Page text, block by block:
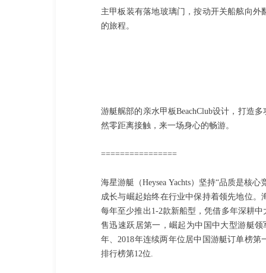
主甲板装有落地玻璃门，按动开关船舷向
的旅程。
游艇艉部的亲水甲板BeachClub设计，打造
然零距离接触，来一场身心的畅游。
================
海星游艇（Heysea Yachts）坚持“品质是核
成长与崛起始终在行业中保持着领先地位
每年至少推出1-2款新船型，凭借多年深耕
售迅速跃居第一，崛起为中国中大型游艇
年、2018年连续两年位居中国游艇订单榜
排行榜第12位.